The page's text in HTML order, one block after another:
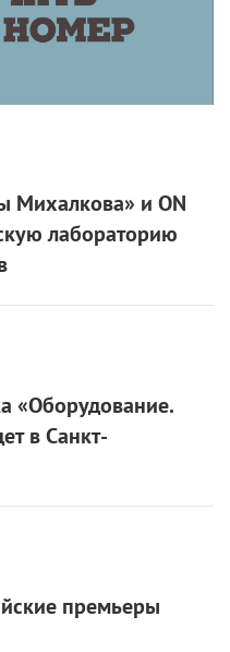
Михалкова» и ON
лабораторию
«Оборудование.
в Санкт-
премьеры